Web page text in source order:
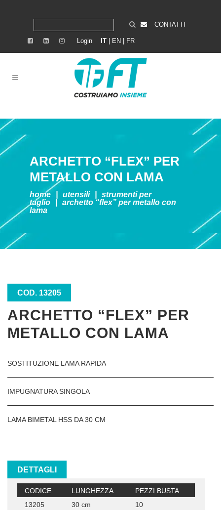
CONTATTI
Login IT EN FR
ARCHETTO “FLEX” PER
METALLO CON LAMA
home utensili
strumenti per
taglio
archetto “flex” per metallo con
lama
COD. 13205
ARCHETTO “FLEX” PER
METALLO CON LAMA
SOSTITUZIONE LAMA RAPIDA
IMPUGNATURA SINGOLA
LAMA BIMETAL HSS DA 30 CM
DETTAGLI
CODICE LUNGHEZZA
PEZZI BUSTA
13205
30 cm 10